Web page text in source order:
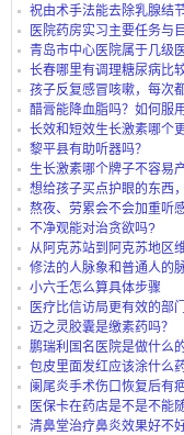
祝由术手法能去除乳腺结
医院药房实习主要任务与
青岛市中心医院属于几级
长春哪里有调理糖尿病比
孩子反复感冒咳嗽，每次
太折腾了，北
醋膏能降血脂吗？如何服用
长效和短效生长激素哪个
黎平县有助听器吗？
生长激素哪个牌子不容易
想给孩子买点护眼的东西
仪、护眼灯、还
熬夜、劳累会不会加重听
不净观能对治贪欲吗?
从阿克苏站到阿克苏地区
路公交
修法的人脉象和普通人的
小六壬怎么算具体步骤
医疗比信访局更有效的部
迈之灵胶囊是缴素药吗？
鹏瑞利国名医院是做什么
包皮里面发红应该涂什么药
阑尾炎手术伤口恢复后有
医保卡在药店是不是不能
“白名单”是
清鼻堂治疗鼻炎效果好不好